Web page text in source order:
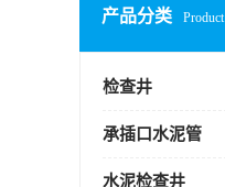
产品分类 Product
检查井
承插口水泥管
水泥检查井